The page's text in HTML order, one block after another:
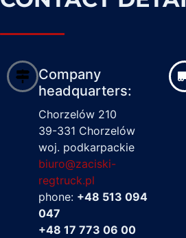
Company
headquarters:
Chorzelów 210
39-331 Chorzelów
woj. podkarpackie
biuro@zaciski-
regtruck.pl
phone: +48 513 094
047
+48 17 773 06 00